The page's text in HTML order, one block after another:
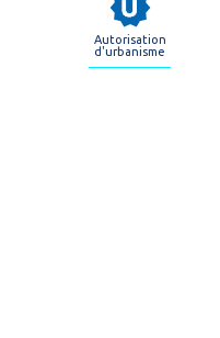
Autorisation
d'urbanisme